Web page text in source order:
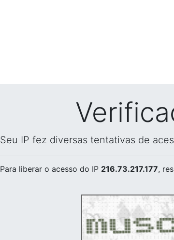
Seu IP fez diversas tentativas de
Para liberar o acesso do IP 216.73.217.177,